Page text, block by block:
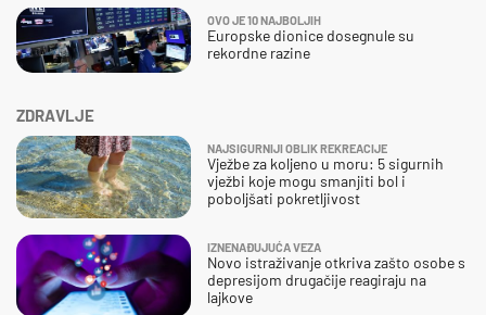
ZDRAVLJE
NAJSIGURNIJI OBLIK REKREACIJE
Vježbe za koljeno u moru: 5 sigurnih
vježbi koje mogu smanjiti bol i
poboljšati pokretljivost
IZNENAĐUJUĆA VEZA
Novo istraživanje otkriva zašto osobe s
depresijom drugačije reagiraju na
lajkove
OVO JE 10 NAJBOLJIH
Europske dionice dosegnule su
rekordne razine